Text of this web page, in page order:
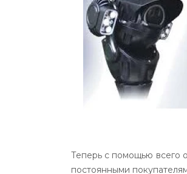
Теперь с помощью всего
постоянными